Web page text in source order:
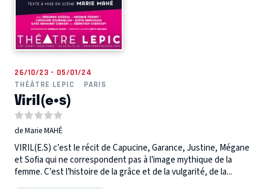
26/10/23 - 05/01/24
THÉÂTRE LEPIC
PARIS
Viril(e•s)
de Marie MAHÉ
VIRIL(E.S) c’est le récit de Capucine, Garance, Justine, Mégane
et Sofia qui ne correspondent pas à l’image mythique de la
femme. C’est l’histoire de la grâce et de la vulgarité, de la...